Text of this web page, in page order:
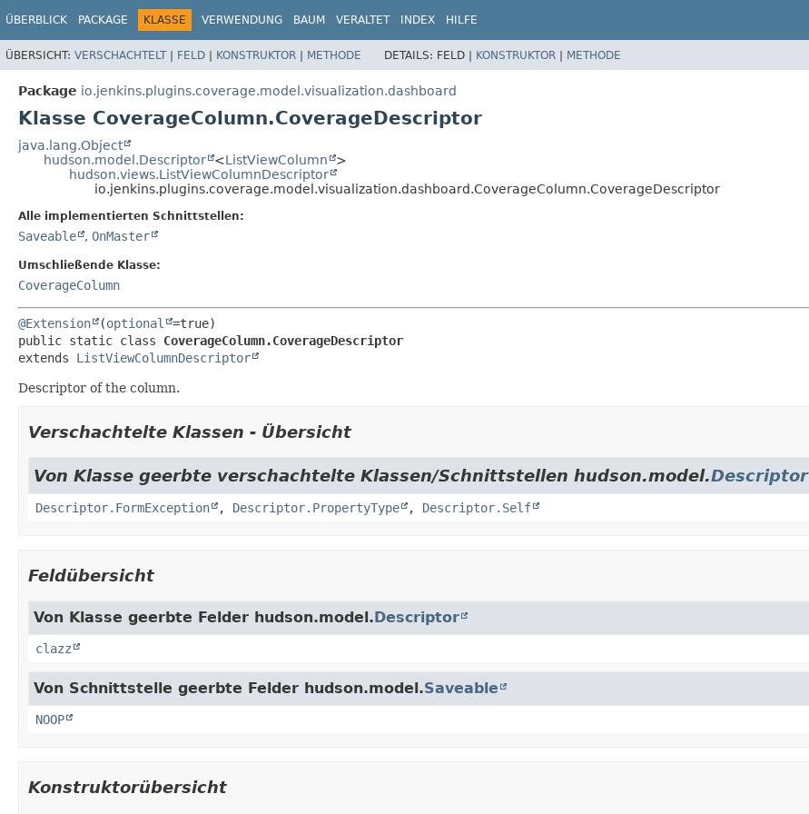
ÜBERBLICK PACKAGE KLASSE VERWENDUNG BAUM VERALTET INDEX HILFE
ÜBERSICHT: VERSCHACHTELT| FELD | KONSTRUKTOR | METHODE DETAILS: FELD | KONSTRUKTOR | METHODE
Package io.jenkins.plugins.coverage.model.visualization.dashboard
Klasse CoverageColumn.CoverageDescriptor
java.lang.Object
hudson.model.Descriptor
<ListViewColumn
>
hudson.views.ListViewColumnDescriptor
io.jenkins.plugins.coverage.model.visualization.dashboard.CoverageColumn.CoverageDescriptor
Alle implementierten Schnittstellen:
Saveable , OnMaster
Umschließende Klasse:
CoverageColumn
@Extension (optional
public static class CoverageColumn.CoverageDescriptor
extends ListViewColumnDescriptor
Descriptor of the column.
Verschachtelte Klassen - Übersicht
Von Klasse geerbte verschachtelte Klassen/Schnittstellen hudson.model.Descriptor
Descriptor.FormException , Descriptor.PropertyType , Descriptor.Self
Feldübersicht
Von Klasse geerbte Felder hudson.model.Descriptor
clazz
Von Schnittstelle geerbte Felder hudson.model.Saveable
NOOP
Konstruktorübersicht